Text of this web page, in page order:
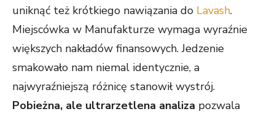
uniknąć też krótkiego nawiązania do Lavash.
Miejscówka w Manufakturze wymaga wyraźnie
większych nakładów finansowych. Jedzenie
smakowało nam niemal identycznie, a
najwyraźniejszą różnicę stanowił wystrój.
Pobieżna, ale ultrarzetlena analiza pozwala